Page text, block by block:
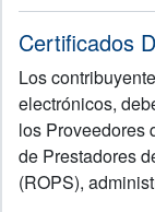
Certificados
Los
electrónicos,
los Proveedores
de Prestadores
(ROPS),